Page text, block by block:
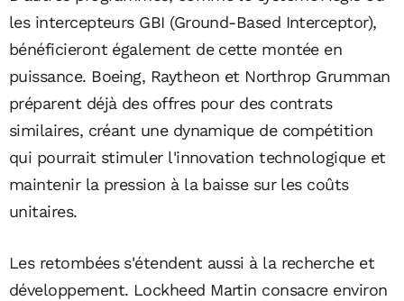
les intercepteurs GBI (Ground-Based Interceptor),
bénéficieront également de cette montée en
puissance. Boeing, Raytheon et Northrop Grumman
préparent déjà des offres pour des contrats
similaires, créant une dynamique de compétition
qui pourrait stimuler l'innovation technologique et
maintenir la pression à la baisse sur les coûts
unitaires.
Les retombées s'étendent aussi à la recherche et
développement. Lockheed Martin consacre environ